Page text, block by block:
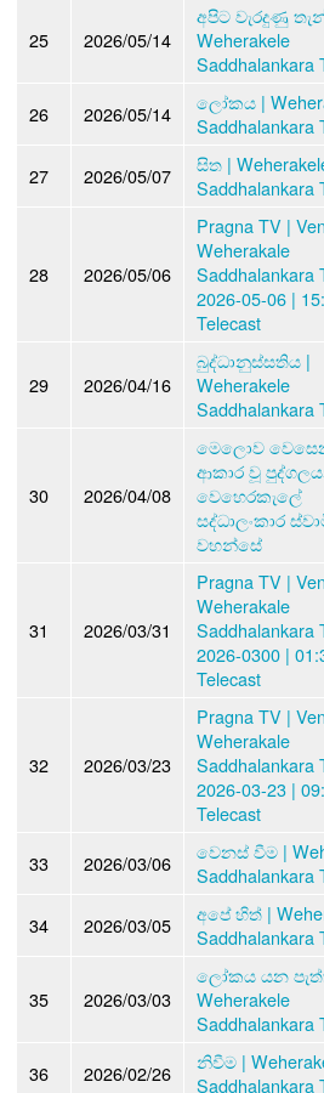
25 2026/05/14
අපිට වැරදුණු
Weherakele
Saddhalankara
26 2026/05/14
ලෝකය |
Saddhalankara
27 2026/05/07
සිත |
Saddhalankara
28 2026/05/06
Pragna TV | Ven
Weherakale
Saddhalankara
2026-05-06 |
Telecast
29 2026/04/16
බුද්ධානුස්සතිය |
Weherakele
Saddhalankara
30 2026/04/08
මෙලොව
ආකාර වූ
වෙහෙරකැලේ
සද්ධාලංකාර
වහන්සේ
31 2026/03/31
Pragna TV | Ven
Weherakale
Saddhalankara
2026-0300 |
Telecast
32 2026/03/23
Pragna TV | Ven
Weherakale
Saddhalankara
2026-03-23 |
Telecast
33 2026/03/06
වෙනස් වීම |
Saddhalankara
34 2026/03/05
අපේ හිත් |
Saddhalankara
35 2026/03/03
ලෝකය යන
Weherakele
Saddhalankara
36 2026/02/26
නිවීම |
Saddhalankara